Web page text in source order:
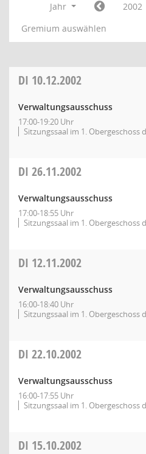
Jahr
2002
Gremium auswählen
DI 10.12.2002
Verwaltungsausschuss
17:00-19:20 Uhr
Sitzungssaal im 1. Obergeschoss
DI 26.11.2002
Verwaltungsausschuss
17:00-18:55 Uhr
Sitzungssaal im 1. Obergeschoss
DI 12.11.2002
Verwaltungsausschuss
16:00-18:40 Uhr
Sitzungssaal im 1. Obergeschoss
DI 22.10.2002
Verwaltungsausschuss
16:00-17:55 Uhr
Sitzungssaal im 1. Obergeschoss
DI 15.10.2002